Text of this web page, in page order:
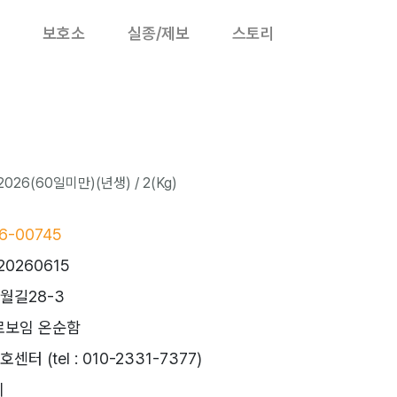
보호소 실종/제보 스토리
일미만)(년생) / 2(Kg)
00745
월길28-3
임 온순함
호센터 (tel : 010-2331-7377)